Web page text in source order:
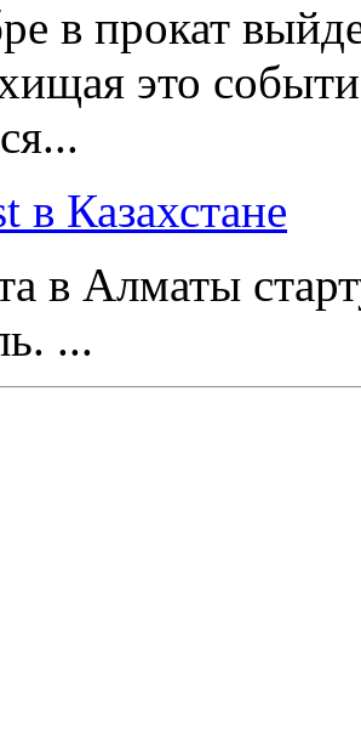
в прокат
это
в Казахстане
в Алматы
...